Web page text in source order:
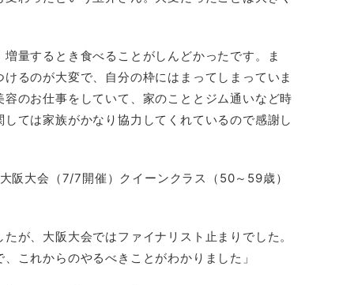
量するとき食べることがしんどかったです。ま
るのが大変で、自分の枠にはまってしまっていま
のお仕事をしていて、家のこととジム通いなど時
ては家族がかなり協力してくれているので感謝し
阪大会（7/7開催）クイーンクラス（50～59歳）
が、大阪大会ではファイナリスト止まりでした。
これからのやるべきことがわかりました」